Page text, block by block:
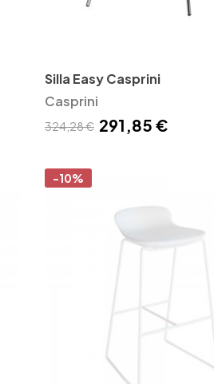
Silla Easy Casprini
Casprini
324,28 € 291,85 €
-10%